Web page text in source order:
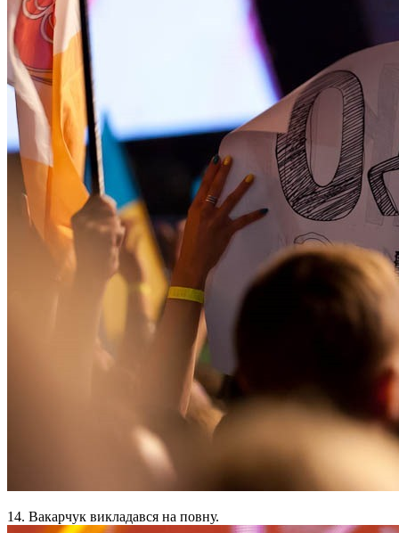
14. Вакарчук викладався на повну.